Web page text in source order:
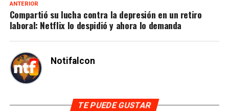
ANTERIOR
Compartió su lucha contra la depresión en un retiro
laboral: Netflix lo despidió y ahora lo demanda
Notifalcon
TE PUEDE GUSTAR